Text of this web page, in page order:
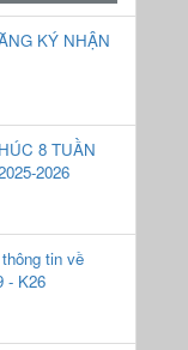
KÝ NHẬN
8 TUẦN
2026
tin về
- K26